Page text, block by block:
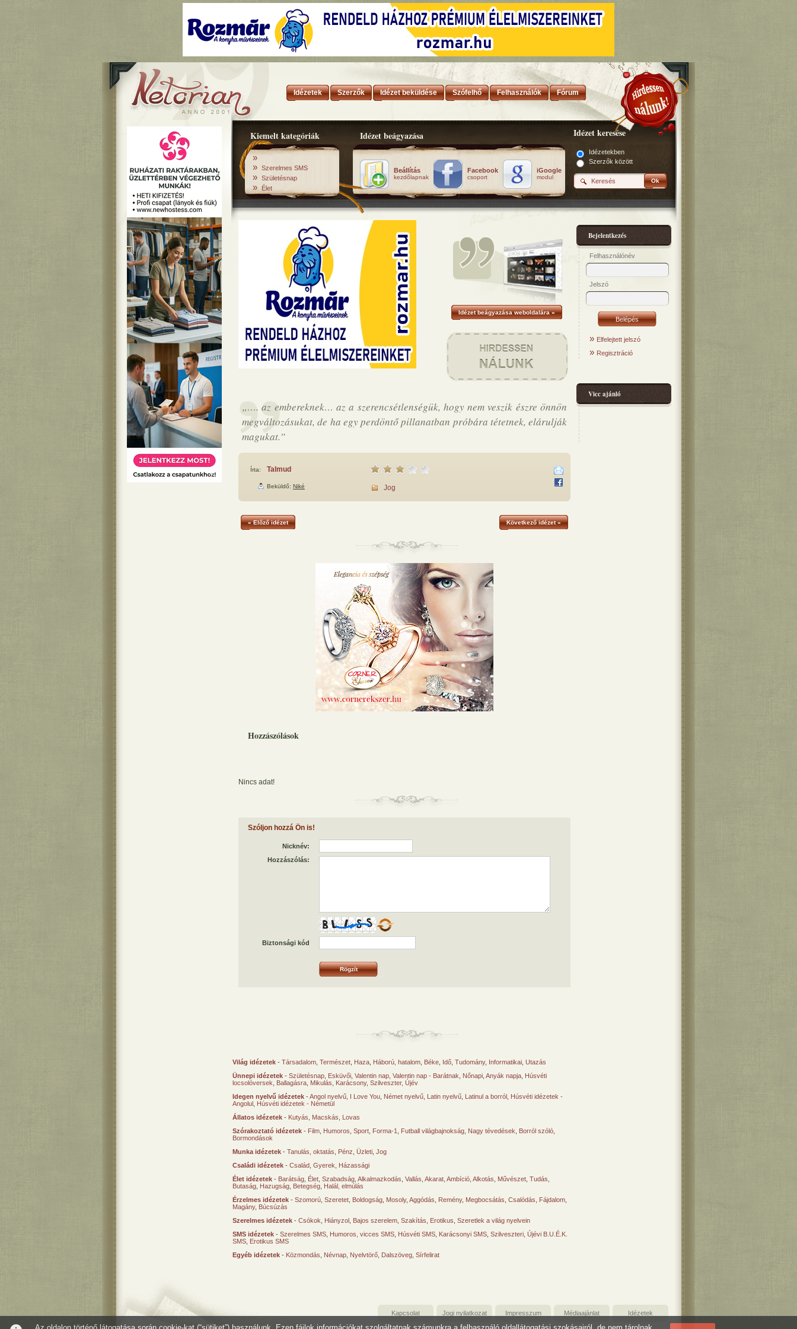
Idézetek Szerzők Idézet beküldése Szófelhő Felhasználók Fórum
Kiemelt kategóriák
»
» Szerelmes SMS
» Születésnap
» Élet
Idézet beágyazása
Beállítás
kezdőlapnak
Facebook
csoport
iGoogle
modul
Idézet keresése
Idézetekben
Szerzők között
Ok
Idézet beágyazása weboldalára »
„…. az embereknek… az a szerencsétlenségük, hogy nem veszik észre önnön
megváltozásukat, de ha egy perdöntő pillanatban próbára tétetnek, elárulják
magukat.”
Írta: Talmud
Beküldő: Niké Jog
« Előző idézet Következő idézet »
Hozzászólások
Nincs adat!
Szóljon hozzá Ön is!
Nicknév:
Hozzászólás:
Biztonsági kód
Világ idézetek - Társadalom Természet Haza Háború, hatalom Béke Idő Tudomány, Informatikai Utazás
Ünnepi idézetek - Születésnap Esküvői Valentin nap Valentin nap - Barátnak Nőnapi Anyák napja Húsvéti
locsolóversek
Ballagásra Mikulás Karácsony, Szilveszter, Újév
Idegen nyelvű idézetek -Angol nyelvű I Love You Német nyelvű Latin nyelvű Latinul a borról Húsvéti idézetek -
Angolul Húsvéti idézetek - Németül
Állatos idézetek - Kutyás Macskás
Lovas
Szórakoztató idézetek - Film Humoros Sport Forma-1 Futball világbajnokság Nagy tévedések Borról szóló
Bormondások
Munka idézetek - Tanulás, oktatás Pénz Üzleti Jog
Családi idézetek - Család Gyerek
Házassági
Élet idézetek - Barátság Élet Szabadság Alkalmazkodás Vallás Akarat Ambíció Alkotás Művészet Tudás
Butaság Hazugság Betegség Halál, elmúlás
Érzelmes idézetek - Szomorú Szeretet Boldogság Mosoly, Aggódás Remény, Megbocsátás Csalódás Fájdalom
Magány, Búcsúzás
Szerelmes idézetek - Csókok Hiányzol Bajos szerelem Szakítás Erotikus Szeretlek a világ nyelvein
SMS idézetek - Szerelmes SMS Humoros, vicces SMS Húsvéti SMS Karácsonyi SMS Szilveszteri, Újévi B.U.É.K.
SMS Erotikus SMS
Egyéb idézetek - Közmondás Névnap Nyelvtörő Dalszöveg Sírfelirat
Bejelentkezés
Felhasználónév
Jelszó
» Elfelejtett jelszó
» Regisztráció
Vicc ajánló
Kapcsolat Jogi nyilatkozat Impresszum Médiaajánlat Idézetek